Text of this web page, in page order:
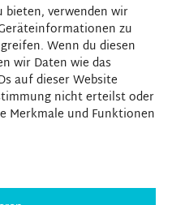
bieten, verwenden wir
zu
Wenn du diesen
wir Daten wie das
auf dieser Website
nicht erteilst oder
Merkmale und Funktionen